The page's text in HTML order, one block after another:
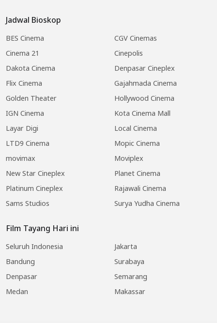
Jadwal Bioskop
BES Cinema
CGV Cinemas
Cinema 21
Cinepolis
Dakota Cinema
Denpasar Cineplex
Flix Cinema
Gajahmada Cinema
Golden Theater
Hollywood Cinema
IGN Cinema
Kota Cinema Mall
Layar Digi
Local Cinema
LTD9 Cinema
Mopic Cinema
movimax
Moviplex
New Star Cineplex
Planet Cinema
Platinum Cineplex
Rajawali Cinema
Sams Studios
Surya Yudha Cinema
Film Tayang Hari ini
Seluruh Indonesia
Jakarta
Bandung
Surabaya
Denpasar
Semarang
Medan
Makassar